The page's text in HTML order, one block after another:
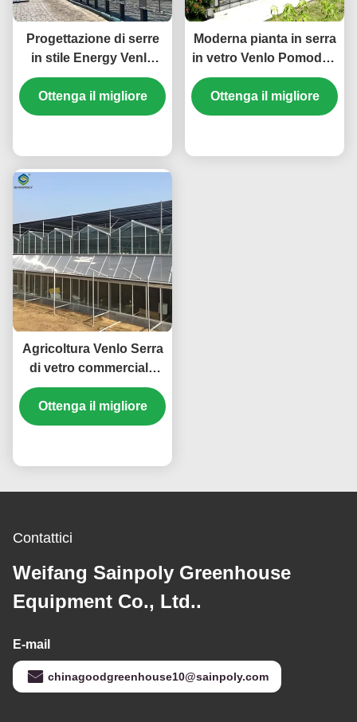
Progettazione di serre
in stile Energy Venlo
adatta alla produzione
agricola su larga scala
che migliora le
delle piante
Ottenga il migliore
Moderna pianta in serra
in vetro Venlo Pomodori
Cetrioli Alta resistenza
al vento
Ottenga il migliore
Agricoltura Venlo Serra
di vetro commerciale
Larghezza 9,6 m Con
sistema idroponico
Ottenga il migliore
Contattici
Weifang Sainpoly Greenhouse
Equipment Co., Ltd..
E-mail
chinagoodgreenhouse10@sainpoly.com